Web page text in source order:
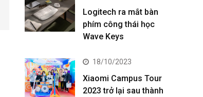
Logitech ra mắt bàn
phím công thái học
Wave Keys
18/10/2023
Xiaomi Campus Tour
2023 trở lại sau thành